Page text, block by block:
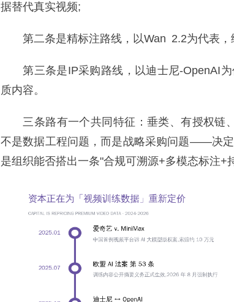
据替代真实视频;
第二条是精标注路线，以Wan 2.2为代表，
第三条是IP采购路线，以迪士尼-OpenAI为
质内容。
三条路有一个共同特征：垂类、有授权链
不是数据工程问题，而是战略采购问题——决
是组织能否搭出一条"合规可溯源+多模态标注+